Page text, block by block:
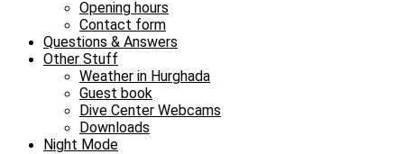
Opening hours
Contact form
Questions & Answers
Other Stuff
Weather in Hurghada
Guest book
Dive Center Webcams
Downloads
Night Mode